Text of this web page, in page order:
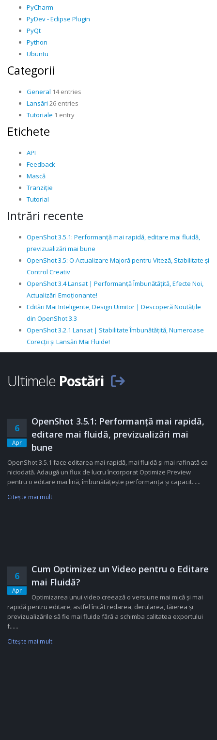
PyCharm
PyDev - Eclipse Plugin
PyQt
Python
Ubuntu
Categorii
General 14 entries
Lansări 26 entries
Tutoriale 1 entry
Etichete
API
Feedback
Mască
Tranziție
Tutorial
Intrări recente
OpenShot 3.5.1: Performanță mai rapidă, editare mai fluidă,
previzualizări mai bune
OpenShot 3.5: O Actualizare Majoră pentru Viteză, Stabilitate și
Control Creativ
OpenShot 3.4 Lansat | Performanță Îmbunătățită, Efecte Noi,
Actualizări Emoționante!
Editări Mai Inteligente, Design Uimitor | Descoperă Noutățile
din OpenShot 3.3
OpenShot 3.2.1 Lansat | Stabilitate Îmbunătățită, Numeroase
Corecții și Lansări Mai Fluide!
Ultimele Postări
6
Apr
OpenShot 3.5.1: Performanță mai rapidă,
editare mai fluidă, previzualizări mai
bune
OpenShot 3.5.1 face editarea mai rapidă, mai fluidă și mai rafinată ca
niciodată. Adaugă un flux de lucru încorporat Optimize Preview
pentru o editare mai lină, îmbunătățește performanța și capacit......
Citeşte mai mult
6
Apr
Cum Optimizez un Video pentru o Editare
mai Fluidă?
Optimizarea unui video creează o versiune mai mică și mai
rapidă pentru editare, astfel încât redarea, derularea, tăierea și
previzualizările să fie mai fluide fără a schimba calitatea exportului
f......
Citeşte mai mult